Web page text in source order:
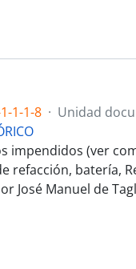
1-1-8 · Unidad
impendidos (ver
refacción, batería,
José Manuel de